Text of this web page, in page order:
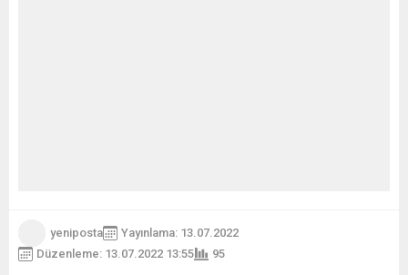
yeniposta
Yayınlama: 13.07.2022
Düzenleme: 13.07.2022 13:55
95